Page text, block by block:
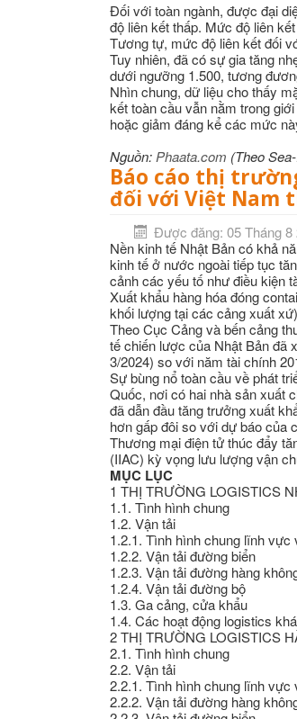
Đối với toàn ngành, được đại
độ liên kết thấp. Mức độ liên
Tương tự, mức độ liên kết đối
Tuy nhiên, đã có sự gia tăng
dưới ngưỡng 1.500, tương
Nhìn chung, dữ liệu cho thấy
kết toàn cầu vẫn nằm trong
hoặc giảm đáng kể các mức
Nguồn: Phaata.com (Theo
Báo cáo thị
đối với Việt Nam
Được đăng: 05 Tháng 8
Nền kinh tế Nhật Bản có khả
kinh tế ở nước ngoài tiếp tục
cảnh các yếu tố như điều kiện
Xuất khẩu hàng hóa đóng
khối lượng tại các cảng xuất
Theo Cục Cảng và bến cảng
tế chiến lược của Nhật Bản đã
3/2024) so với năm tài chính
Sự bùng nổ toàn cầu về phát
Quốc, nơi có hai nhà sản xuất
đã dẫn đầu tăng trưởng xuất
hơn gấp đôi so với dự báo của
Thương mại điện tử thúc đẩy
(IIAC) kỳ vọng lưu lượng vận
MỤC LỤC
1 THỊ TRƯỜNG LOGISTICS
1.1. Tình hình chung
1.2. Vận tải
1.2.1. Tình hình chung lĩnh vực
1.2.2. Vận tải đường biển
1.2.3. Vận tải đường hàng
1.2.4. Vận tải đường bộ
1.3. Ga cảng, cửa khẩu
1.4. Các hoạt động logistics
2 THỊ TRƯỜNG LOGISTICS
2.1. Tình hình chung
2.2. Vận tải
2.2.1. Tình hình chung lĩnh vực
2.2.2. Vận tải đường hàng